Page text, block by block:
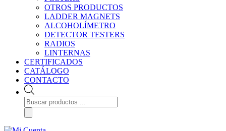
OTROS PRODUCTOS
LADDER MAGNETS
ALCOHOLÍMETRO
DETECTOR TESTERS
RADIOS
LINTERNAS
CERTIFICADOS
CATÁLOGO
CONTACTO
Búsqueda
de
productos